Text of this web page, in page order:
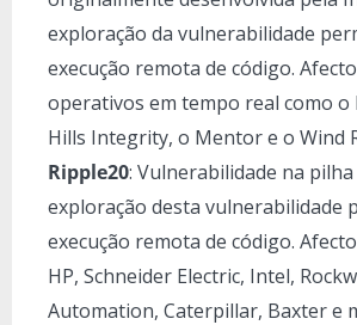
exploração da vulnerabilidade
execução remota de código.
operativos em tempo real como o
Hills Integrity, o Mentor e o Wind
Ripple20: Vulnerabilidade na pilha
exploração desta vulnerabilidade
execução remota de código.
HP, Schneider Electric, Intel,
Automation, Caterpillar, Baxter e